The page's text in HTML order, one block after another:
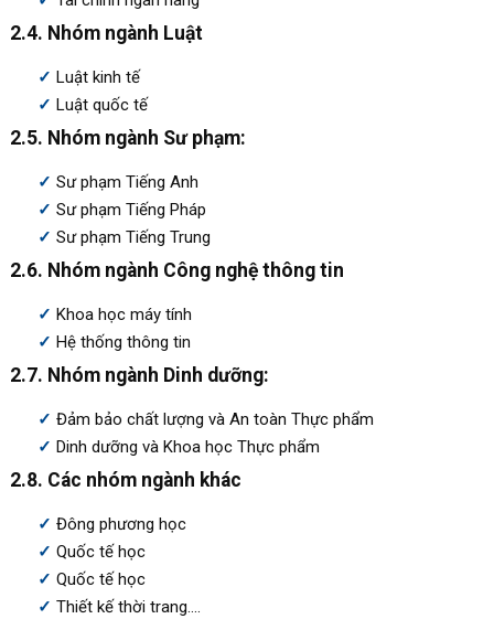
2.4. Nhóm ngành Luật
Luật kinh tế
Luật quốc tế
2.5. Nhóm ngành Sư phạm:
Sư phạm Tiếng Anh
Sư phạm Tiếng Pháp
Sư phạm Tiếng Trung
2.6. Nhóm ngành Công nghệ thông tin
Khoa học máy tính
Hệ thống thông tin
2.7. Nhóm ngành Dinh dưỡng:
Đảm bảo chất lượng và An toàn Thực phẩm
Dinh dưỡng và Khoa học Thực phẩm
2.8. Các nhóm ngành khác
Đông phương học
Quốc tế học
Quốc tế học
Thiết kế thời trang….